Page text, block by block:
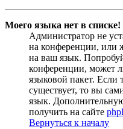
Моего языка нет в списке!
Администратор не
на конференции, или
на ваш язык.
конференции, может
языковой пакет. Если
существует, то вы
язык.
получить на сайте
Вернуться к началу